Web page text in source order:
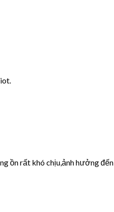
ồn rất khó chịu,ảnh hưởng